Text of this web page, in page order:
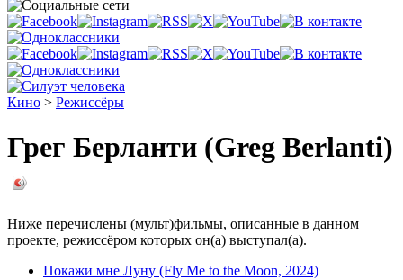
Кино > Режиссёры
Грег Берланти (Greg Berlanti)
Ниже перечислены (мульт)фильмы, описанные в данном
проекте, режиссёром которых он(а) выступал(а).
Покажи мне Луну (Fly Me to the Moon, 2024)